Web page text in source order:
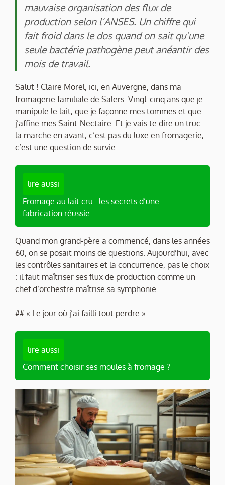
mauvaise organisation des flux de
production selon l’ANSES. Un chiffre qui
fait froid dans le dos quand on sait qu’une
seule bactérie pathogène peut anéantir des
mois de travail.
Salut ! Claire Morel, ici, en Auvergne, dans ma
fromagerie familiale de Salers. Vingt-cinq ans que je
manipule le lait, que je façonne mes tommes et que
j’affine mes Saint-Nectaire. Et je vais te dire un truc :
la marche en avant, c’est pas du luxe en fromagerie,
c’est une question de survie.
lire aussi
Fromage au lait cru : les secrets d’une
fabrication réussie
Quand mon grand-père a commencé, dans les années
60, on se posait moins de questions. Aujourd’hui, avec
les contrôles sanitaires et la concurrence, pas le choix
: il faut maîtriser ses flux de production comme un
chef d’orchestre maîtrise sa symphonie.
## « Le jour où j’ai failli tout perdre »
lire aussi
Comment choisir ses moules à fromage ?